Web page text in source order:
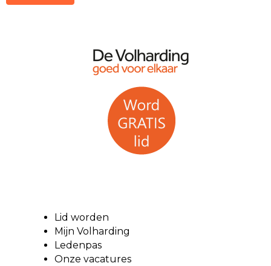
Lid worden
Mijn Volharding
Ledenpas
Onze vacatures